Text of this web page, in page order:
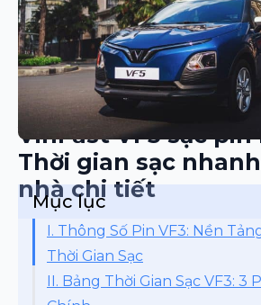
VinFast VF3 sạc pin
Thời gian sạc
nhà chi tiết
Mục lục
I. Thông Số Pin VF3: Nền
Thời Gian Sạc
II. Bảng Thời Gian Sạc VF3: 3